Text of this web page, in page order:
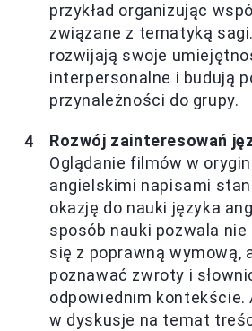
przykład organizując
związane z tematyką
rozwijają swoje
interpersonalne i budują
przynależności do grupy.
Rozwój zainteresowań
Oglądanie filmów w
angielskimi napisami
okazję do nauki języka
sposób nauki pozwala nie
się z poprawną wymową,
poznawać zwroty i
odpowiednim kontekście.
w dyskusje na temat